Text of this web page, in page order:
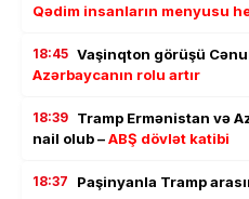
Qədim insanların menyusu
18:45 Vaşinqton görüşü
Azərbaycanın rolu artır
18:39 Tramp Ermənistan və
nail olub –ABŞ dövlət katibi
18:37 Paşinyanla Tramp